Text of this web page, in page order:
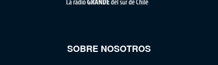
SOBRE NOSOTROS